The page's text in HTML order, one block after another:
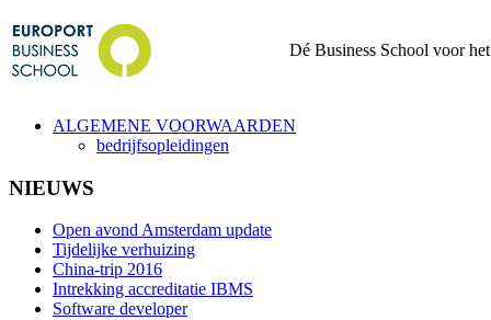
Dé Business School voor
ALGEMENE VOORWAARDEN
bedrijfsopleidingen
NIEUWS
Open avond Amsterdam update
Tijdelijke verhuizing
China-trip 2016
Intrekking accreditatie IBMS
Software developer